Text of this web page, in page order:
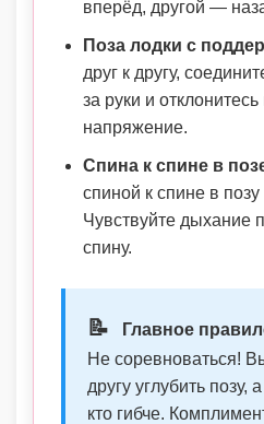
вперёд, другой —
Поза лодки с
друг к другу,
за руки и
напряжение.
Спина к спине в
спиной к спине в позу
Чувствуйте дыхание
спину.
📝
Главное
Не соревноваться!
другу углубить позу,
кто гибче.